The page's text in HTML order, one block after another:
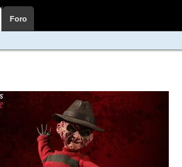
Foro